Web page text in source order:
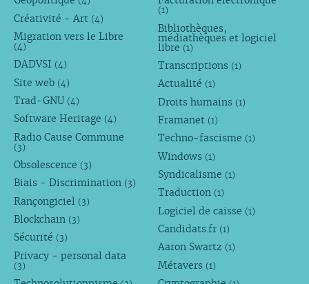
Créativité - Art (4)
Migration vers le Libre
(4)
DADVSI (4)
Site web (4)
Trad-GNU (4)
Software Heritage (4)
Radio Cause Commune
(3)
Obsolescence (3)
Biais - Discrimination (3)
Rançongiciel (3)
Blockchain (3)
Sécurité (3)
Privacy - personal data
(3)
(1)
Bibliothèques,
médiathèques et logiciel
libre (1)
Transcriptions (1)
Actualité (1)
Droits humains (1)
Framanet (1)
Techno-fascisme (1)
Windows (1)
Syndicalisme (1)
Traduction (1)
Logiciel de caisse (1)
Candidats.fr (1)
Aaron Swartz (1)
Métavers (1)